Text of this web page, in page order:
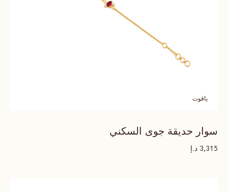
ياقوت
سوار حديقة جوى السكني
3,315 د.إ